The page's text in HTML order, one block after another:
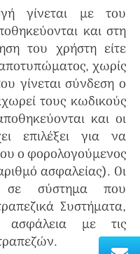
γίνεται με του
και στη
του χρήστη είτε
χωρίς
γίνεται σύνδεση ο
τους κωδικούς
και οι
επιλέξει για να
ο φορολογούμενος
ασφαλείας). Οι
σε σύστημα που
Συστήματα,
ασφάλεια με τις